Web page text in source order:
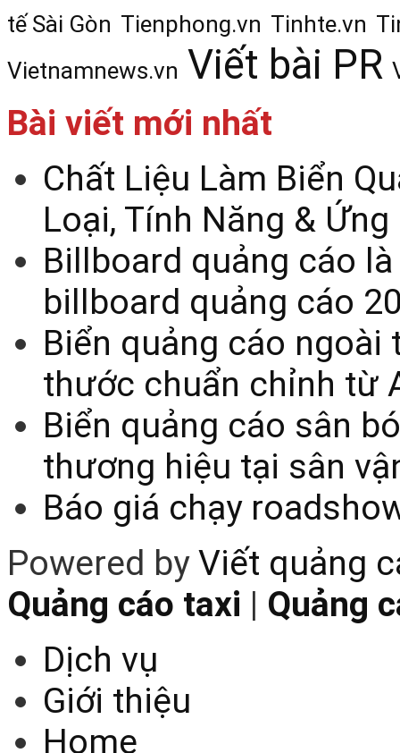
tế Sài Gòn Tienphong.vn Tinhte.vn
Vietnamnews.vn Viết bài PR
Bài viết mới nhất
Chất Liệu Làm Biển
Loại, Tính Năng &
Billboard quảng cáo
billboard quảng cáo
Biển quảng cáo
thước chuẩn chỉnh từ
Biển quảng cáo sân
thương hiệu tại sân
Báo giá chạy
Powered byViết quảng
Quảng cáo taxi | Quảng
Dịch vụ
Giới thiệu
Home